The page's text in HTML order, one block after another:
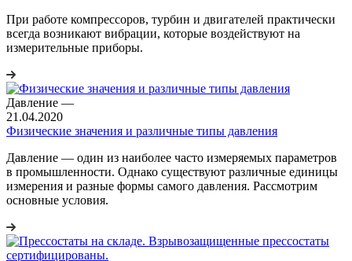
При работе компрессоров, турбин и двигателей практически
всегда возникают вибрации, которые воздействуют на
измерительные приборы.
Давление —
21.04.2020
Физические значения и различные типы давления
Давление ― один из наиболее часто измеряемых параметров
в промышленности. Однако существуют различные единицы
измерения и разные формы самого давления. Рассмотрим
основные условия.